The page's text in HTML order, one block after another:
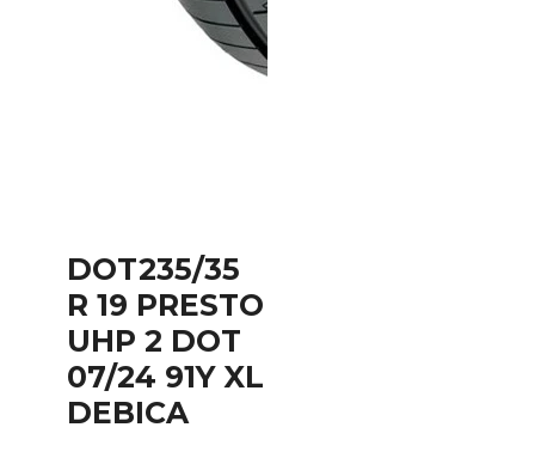
DOT235/35
R 19 PRESTO
UHP 2 DOT
07/24 91Y XL
DEBICA